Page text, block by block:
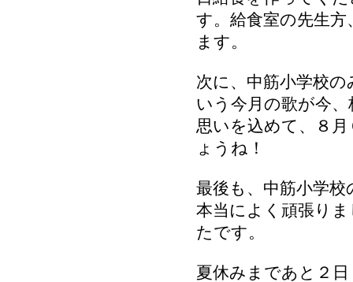
す。給食室の先生
ます。
次に、中筋小学校
いう今月の歌が今
思いを込めて、８
ょうね！
最後も、中筋小学
本当によく頑張り
たです。
夏休みまであと２